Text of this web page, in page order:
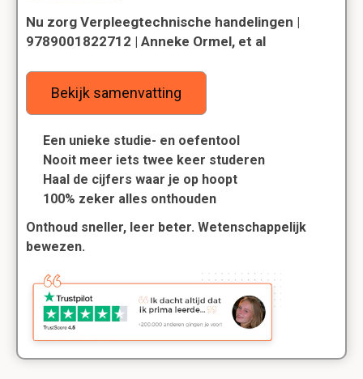
Nu zorg Verpleegtechnische handelingen |
9789001822712 | Anneke Ormel, et al
Bekijk samenvatting
Een unieke studie- en oefentool
Nooit meer iets twee keer studeren
Haal de cijfers waar je op hoopt
100% zeker alles onthouden
Onthoud sneller, leer beter. Wetenschappelijk
bewezen.